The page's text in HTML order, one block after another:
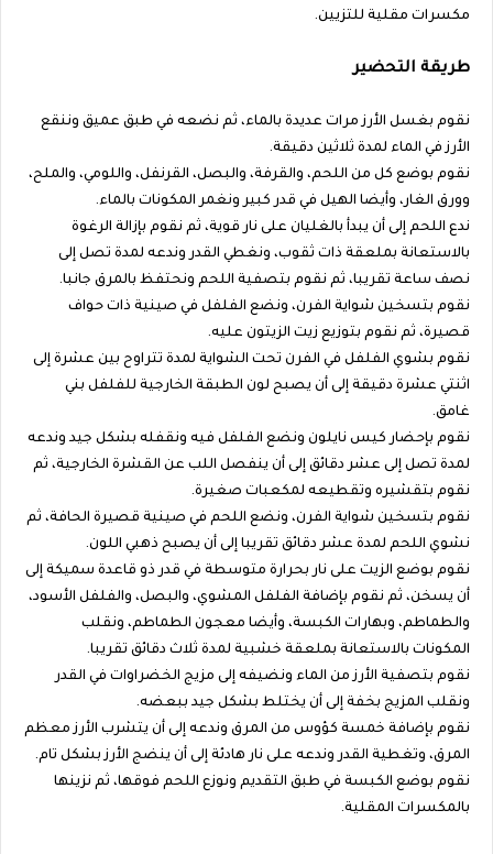
مكسرات مقلية للتزيين.
طريقة التحضير
نقوم بغسل الأرز مرات عديدة بالماء، ثم نضعه في طبق عميق وننقع
الأرز في الماء لمدة ثلاثين دقيقة.
نقوم بوضع كل من اللحم، والقرفة، والبصل، القرنفل، واللومي، والملح،
وورق الغار، وأيضا الهيل في قدر كبير ونغمر المكونات بالماء.
ندع اللحم إلى أن يبدأ بالغليان على نار قوية، ثم نقوم بإزالة الرغوة
بالاستعانة بملعقة ذات ثقوب، ونغطي القدر وندعه لمدة تصل إلى
نصف ساعة تقريبا، ثم نقوم بتصفية اللحم ونحتفظ بالمرق جانبا.
نقوم بتسخين شواية الفرن، ونضع الفلفل في صينية ذات حواف
قصيرة، ثم نقوم بتوزيع زيت الزيتون عليه.
نقوم بشوي الفلفل في الفرن تحت الشواية لمدة تتراوح بين عشرة إلى
اثنتي عشرة دقيقة إلى أن يصبح لون الطبقة الخارجية للفلفل بني
غامق.
نقوم بإحضار كيس نايلون ونضع الفلفل فيه ونقفله بشكل جيد وندعه
لمدة تصل إلى عشر دقائق إلى أن ينفصل اللب عن القشرة الخارجية، ثم
نقوم بتقشيره وتقطيعه لمكعبات صغيرة.
نقوم بتسخين شواية الفرن، ونضع اللحم في صينية قصيرة الحافة، ثم
نشوي اللحم لمدة عشر دقائق تقريبا إلى أن يصبح ذهبي اللون.
نقوم بوضع الزيت على نار بحرارة متوسطة في قدر ذو قاعدة سميكة إلى
أن يسخن، ثم نقوم بإضافة الفلفل المشوي، والبصل، والفلفل الأسود،
والطماطم، وبهارات الكبسة، وأيضا معجون الطماطم، ونقلب
المكونات بالاستعانة بملعقة خشبية لمدة ثلاث دقائق تقريبا.
نقوم بتصفية الأرز من الماء ونضيفه إلى مزيج الخضراوات في القدر
ونقلب المزيج بخفة إلى أن يختلط بشكل جيد ببعضه.
نقوم بإضافة خمسة كؤوس من المرق وندعه إلى أن يتشرب الأرز معظم
المرق، وتغطية القدر وندعه على نار هادئة إلى أن ينضج الأرز بشكل تام.
نقوم بوضع الكبسة في طبق التقديم ونوزع اللحم فوقها، ثم نزينها
بالمكسرات المقلية.